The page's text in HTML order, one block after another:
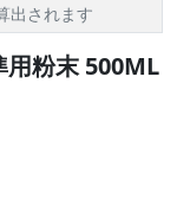
出されます
用粉末 500ML